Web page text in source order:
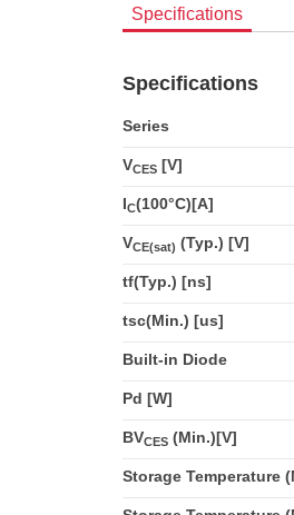
Specifications
Specifications
Series
VCES [V]
IC(100°C)[A]
VCE(sat) (Typ.) [V]
tf(Typ.) [ns]
tsc(Min.) [us]
Built-in Diode
Pd [W]
BVCES (Min.)[V]
Storage Temperature